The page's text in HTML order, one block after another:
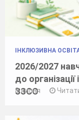
ІНКЛЮЗИВНА
2026/2027
до
ЗЗСО
8 липня